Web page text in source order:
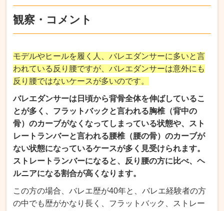
観察・コメント
モデルやヒールを履く人、バレエダンサーに多いと言
われている反り腰ですが、バレエダンサーは意外にも
反り腰ではないケースが多いのです。
バレエダンサーは日頃から背骨全体を伸ばしているこ
とが多く、フラットバックと言われる胸椎（背中の
骨）のカーブがなくなってしまっている状態や、スト
レートランバーと言われる腰椎（腰の骨）のカーブが
ない状態になっているケースが多く見受けられます。
ストレートランバーになると、反り腰の方に比べ、ヘ
ルニアになる割合が高くなります。
この方の場合、バレエ歴が40年と、バレエ経験者の方
の中でも歴がかなり長く、フラットバック、ストレー